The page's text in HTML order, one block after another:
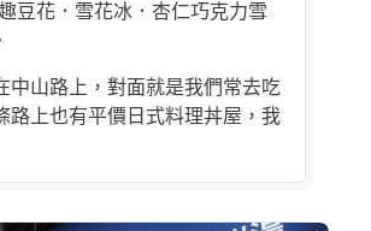
趣豆花．雪花冰．杏仁巧克力雪
中山路上，對面就是我們常去吃
路上也有平價日式料理丼屋，我